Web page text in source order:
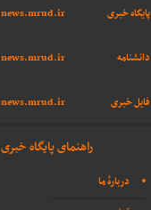
پایگاه خبری news.mrud.ir
دانشنامه
news.mrud.ir
فایل خبری news.mrud.ir
راهنمای پایگاه خبری
دربارهٔ ما